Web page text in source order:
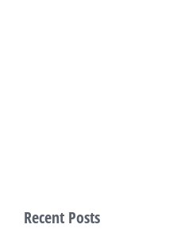
Recent Posts